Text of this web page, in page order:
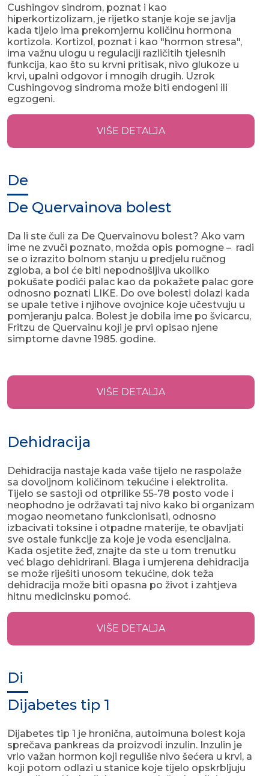
Cushingov sindrom, poznat i kao
hiperkortizolizam, je rijetko stanje koje se javlja
kada tijelo ima prekomjernu količinu hormona
kortizola. Kortizol, poznat i kao "hormon stresa",
ima važnu ulogu u regulaciji različitih tjelesnih
funkcija, kao što su krvni pritisak, nivo glukoze u
krvi, upalni odgovor i mnogih drugih. Uzrok
Cushingovog sindroma može biti endogeni ili
egzogeni.
VIŠE DETALJA
De
De Quervainova bolest
Da li ste čuli za De Quervainovu bolest? Ako vam
ime ne zvuči poznato, možda opis pomogne – radi
se o izrazito bolnom stanju u predjelu ručnog
zgloba, a bol će biti nepodnošljiva ukoliko
pokušate podići palac kao da pokažete palac gore
odnosno poznati LIKE. Do ove bolesti dolazi kada
se upale tetive i njihove ovojnice koje učestvuju u
pomjeranju palca. Bolest je dobila ime po švicarcu,
Fritzu de Quervainu koji je prvi opisao njene
simptome davne 1985. godine.
VIŠE DETALJA
Dehidracija
Dehidracija nastaje kada vaše tijelo ne raspolaže
sa dovoljnom količinom tekućine i elektrolita.
Tijelo se sastoji od otprilike 55-78 posto vode i
neophodno je održavati taj nivo kako bi organizam
mogao neometano funkcionisati, odnosno
izbacivati toksine i otpadne materije, te obavljati
sve ostale funkcije za koje je voda esencijalna.
Kada osjetite žeđ, znajte da ste u tom trenutku
već blago dehidrirani. Blaga i umjerena dehidracija
se može riješiti unosom tekućine, dok teža
dehidracija može biti opasna po život i zahtjeva
hitnu medicinsku pomoć.
VIŠE DETALJA
Di
Dijabetes tip 1
Dijabetes tip 1 je hronična, autoimuna bolest koja
sprečava pankreas da proizvodi inzulin. Inzulin je
vrlo važan hormon koji reguliše nivo šećera u krvi, a
koji potom odlazi u stanice koje tijelo opskrbljuju